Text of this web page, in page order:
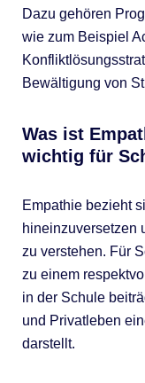
Dazu gehören
wie zum Beispiel
Bewältigung von
Was ist
wichtig für
Empathie bezieht
hineinzuversetzen
zu verstehen. Für
zu einem
in der Schule
und Privatleben
darstellt.